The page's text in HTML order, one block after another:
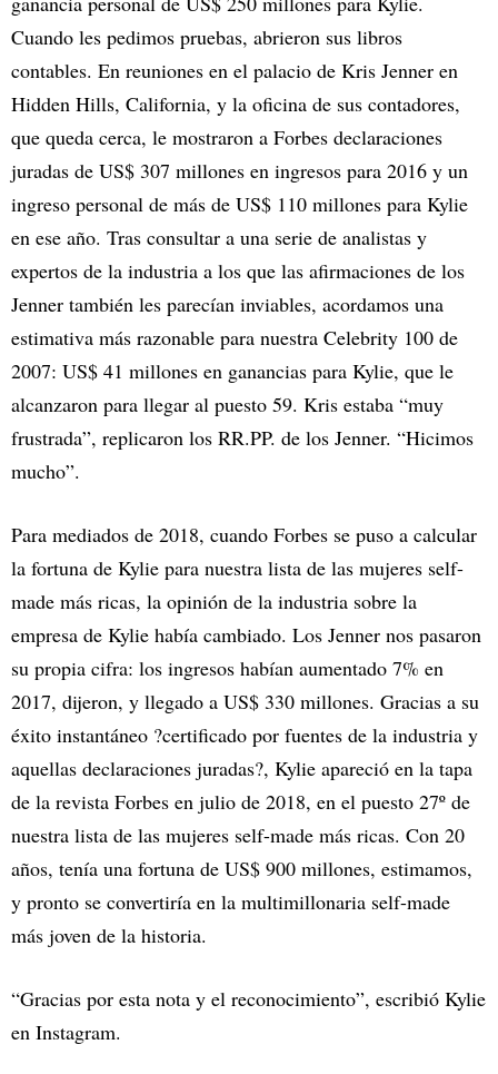
Cuando les pedimos pruebas, abrieron sus libros
contables. En reuniones en el palacio de Kris Jenner en
Hidden Hills, California, y la oficina de sus contadores,
que queda cerca, le mostraron a Forbes declaraciones
juradas de US$ 307 millones en ingresos para 2016 y un
ingreso personal de más de US$ 110 millones para Kylie
en ese año. Tras consultar a una serie de analistas y
expertos de la industria a los que las afirmaciones de los
Jenner también les parecían inviables, acordamos una
estimativa más razonable para nuestra Celebrity 100 de
2007: US$ 41 millones en ganancias para Kylie, que le
alcanzaron para llegar al puesto 59. Kris estaba “muy
frustrada”, replicaron los RR.PP. de los Jenner. “Hicimos
mucho”.
Para mediados de 2018, cuando Forbes se puso a calcular
la fortuna de Kylie para nuestra lista de las mujeres self-
made más ricas, la opinión de la industria sobre la
empresa de Kylie había cambiado. Los Jenner nos pasaron
su propia cifra: los ingresos habían aumentado 7% en
2017, dijeron, y llegado a US$ 330 millones. Gracias a su
éxito instantáneo ?certificado por fuentes de la industria y
aquellas declaraciones juradas?, Kylie apareció en la tapa
de la revista Forbes en julio de 2018, en el puesto 27º de
nuestra lista de las mujeres self-made más ricas. Con 20
años, tenía una fortuna de US$ 900 millones, estimamos,
y pronto se convertiría en la multimillonaria self-made
más joven de la historia.
“Gracias por esta nota y el reconocimiento”, escribió Kylie
en Instagram.